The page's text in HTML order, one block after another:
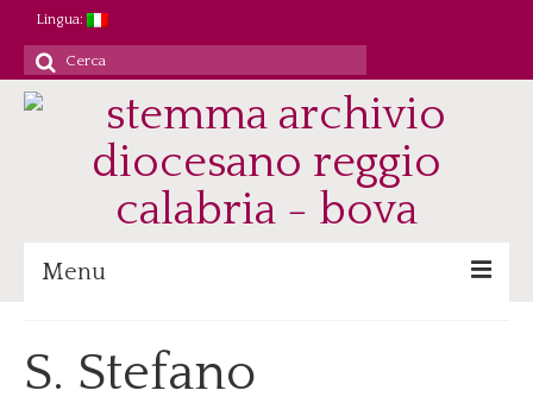
Lingua:
Cerca
per:
Menu
Patrimonio/Staff
S. Stefano